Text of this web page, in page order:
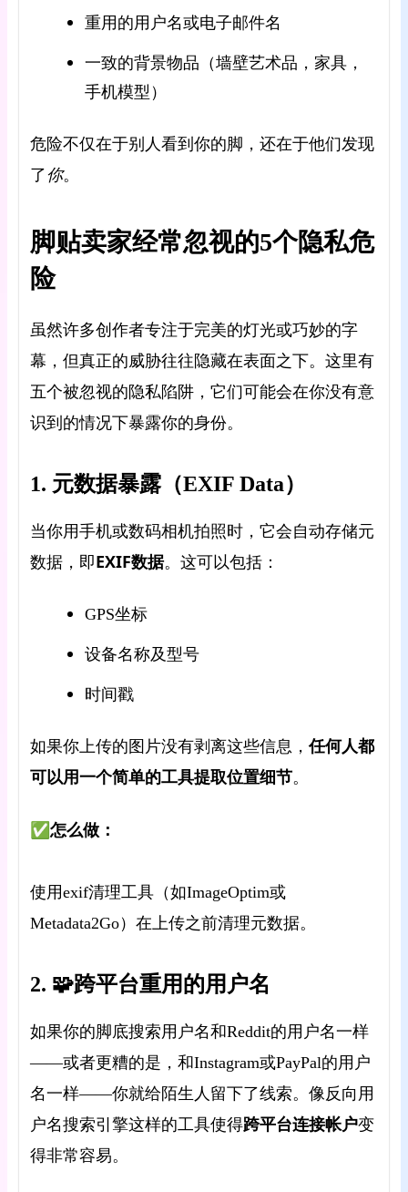
重用的用户名或电子邮件名
一致的背景物品（墙壁艺术品，家具，
手机模型）
危险不仅在于别人看到你的脚，还在于他们发现
了你。
脚贴卖家经常忽视的5个隐私危
险
虽然许多创作者专注于完美的灯光或巧妙的字
幕，但真正的威胁往往隐藏在表面之下。这里有
五个被忽视的隐私陷阱，它们可能会在你没有意
识到的情况下暴露你的身份。
1. ️元数据暴露（EXIF Data）
当你用手机或数码相机拍照时，它会自动存储元
数据，即EXIF数据。这可以包括：
GPS坐标
设备名称及型号
时间戳
如果你上传的图片没有剥离这些信息 ，任何人都
可以用一个简单的工具提取位置细节。
✅怎么做：
使用exif清理工具（如ImageOptim或
Metadata2Go）在上传之前清理元数据。
2. 🧩跨平台重用的用户名
如果你的脚底搜索用户名和Reddit的用户名一样
——或者更糟的是，和Instagram或PayPal的用户
名一样——你就给陌生人留下了线索。像反向用
户名搜索引擎这样的工具使得跨平台连接帐户变
得非常容易。